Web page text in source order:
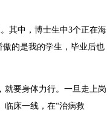
其中，博士生中3个正在海
傲的是我的学生，毕业后也
要身体力行。一旦走上岗
临床一线，在“治病救